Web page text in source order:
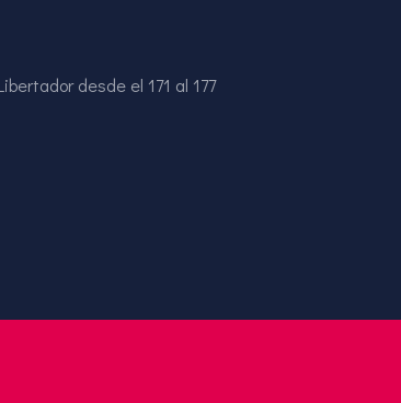
desde el 171 al 177